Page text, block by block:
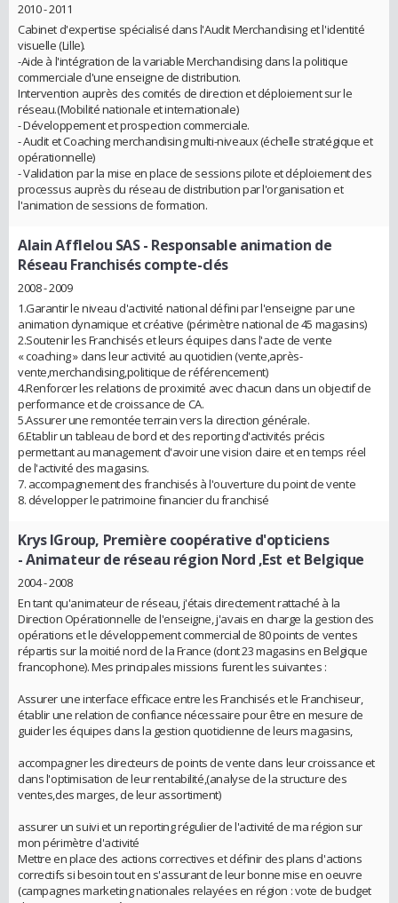
2010 - 2011
Cabinet d'expertise spécialisé dans l'Audit Merchandising et l'identité
visuelle (Lille).
-Aide à l'intégration de la variable Merchandising dans la politique
commerciale d'une enseigne de distribution.
Intervention auprès des comités de direction et déploiement sur le
réseau.(Mobilité nationale et internationale)
- Développement et prospection commerciale.
- Audit et Coaching merchandising multi-niveaux (échelle stratégique et
opérationnelle)
- Validation par la mise en place de sessions pilote et déploiement des
processus auprès du réseau de distribution par l'organisation et
l'animation de sessions de formation.
Alain Afflelou SAS- Responsable animation de
Réseau Franchisés compte-clés
2008 - 2009
1.Garantir le niveau d'activité national défini par l'enseigne par une
animation dynamique et créative (périmètre national de 45 magasins)
2.Soutenir les Franchisés et leurs équipes dans l'acte de vente
« coaching » dans leur activité au quotidien (vente,après-
vente,merchandising,politique de référencement)
4.Renforcer les relations de proximité avec chacun dans un objectif de
performance et de croissance de CA.
5.Assurer une remontée terrain vers la direction générale.
6.Etablir un tableau de bord et des reporting d'activités précis
permettant au management d'avoir une vision claire et en temps réel
de l'activité des magasins.
7. accompagnement des franchisés à l'ouverture du point de vente
8. développer le patrimoine financier du franchisé
Krys lGroup, Première coopérative d'opticiens
- Animateur de réseau région Nord ,Est et Belgique
2004 - 2008
En tant qu'animateur de réseau, j'étais directement rattaché à la
Direction Opérationnelle de l'enseigne, j'avais en charge la gestion des
opérations et le développement commercial de 80 points de ventes
répartis sur la moitié nord de la France (dont 23 magasins en Belgique
francophone). Mes principales missions furent les suivantes :
Assurer une interface efficace entre les Franchisés et le Franchiseur,
établir une relation de confiance nécessaire pour être en mesure de
guider les équipes dans la gestion quotidienne de leurs magasins,
accompagner les directeurs de points de vente dans leur croissance et
dans l'optimisation de leur rentabilité,(analyse de la structure des
ventes,des marges, de leur assortiment)
assurer un suivi et un reporting régulier de l'activité de ma région sur
mon périmètre d'activité
Mettre en place des actions correctives et définir des plans d'actions
correctifs si besoin tout en s'assurant de leur bonne mise en oeuvre
(campagnes marketing nationales relayées en région : vote de budget